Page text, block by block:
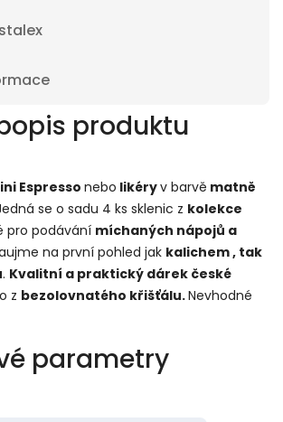
produktu
Espresso nebo likéryv barvě matně
se o sadu 4 ks sklenic z kolekce
pro podávání míchaných nápojů a
na první pohled jak kalichem , tak
. Kvalitní a praktický dárek české
z bezolovnatého křišťálu.Nevhodné
parametry